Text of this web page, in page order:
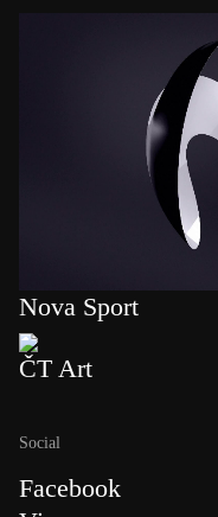
Nova Sport
ČT Art
Social
Facebook